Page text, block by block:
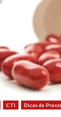
CTI Dicas de